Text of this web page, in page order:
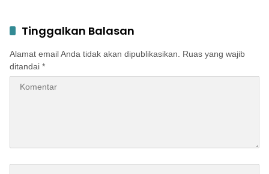
Kemendes
Tinggalkan Balasan
Alamat email Anda tidak akan dipublikasikan.
Ruas yang wajib
ditandai *